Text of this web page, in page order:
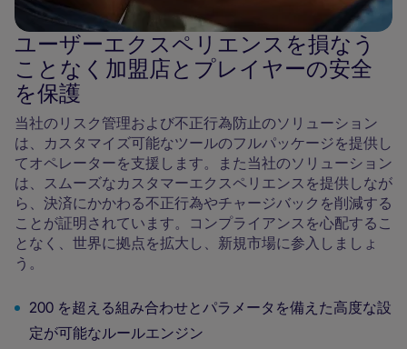
ユーザーエクスペリエンスを損なう
ことなく加盟店とプレイヤーの安全
を保護
当社のリスク管理および不正行為防止のソリューション
は、カスタマイズ可能なツールのフルパッケージを提供し
てオペレーターを支援します。また当社のソリューション
は、スムーズなカスタマーエクスペリエンスを提供しなが
ら、決済にかかわる不正行為やチャージバックを削減する
ことが証明されています。コンプライアンスを心配するこ
となく、世界に拠点を拡大し、新規市場に参入しましょ
う。
200 を超える組み合わせとパラメータを備えた高度な設
定が可能なルールエンジン